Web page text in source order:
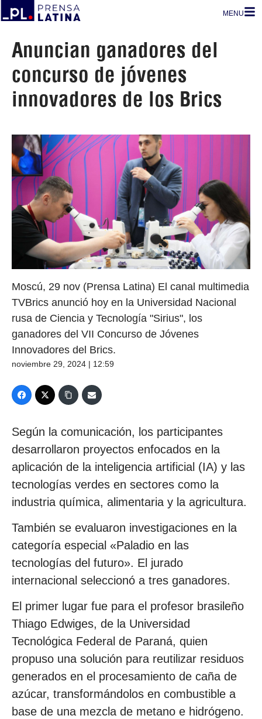
MENU
Anuncian ganadores del
concurso de jóvenes
innovadores de los Brics
Moscú, 29 nov (Prensa Latina) El canal multimedia
TVBrics anunció hoy en la Universidad Nacional
rusa de Ciencia y Tecnología "Sirius", los
ganadores del VII Concurso de Jóvenes
Innovadores del Brics.
noviembre 29, 2024 | 12:59
Según la comunicación, los participantes
desarrollaron proyectos enfocados en la
aplicación de la inteligencia artificial (IA) y las
tecnologías verdes en sectores como la
industria química, alimentaria y la agricultura.
También se evaluaron investigaciones en la
categoría especial «Paladio en las
tecnologías del futuro». El jurado
internacional seleccionó a tres ganadores.
El primer lugar fue para el profesor brasileño
Thiago Edwiges, de la Universidad
Tecnológica Federal de Paraná, quien
propuso una solución para reutilizar residuos
generados en el procesamiento de caña de
azúcar, transformándolos en combustible a
base de una mezcla de metano e hidrógeno.